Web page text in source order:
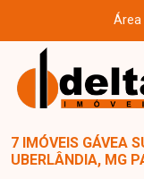
Área
7 IMÓVEIS GÁVEA
UBERLÂNDIA, MG